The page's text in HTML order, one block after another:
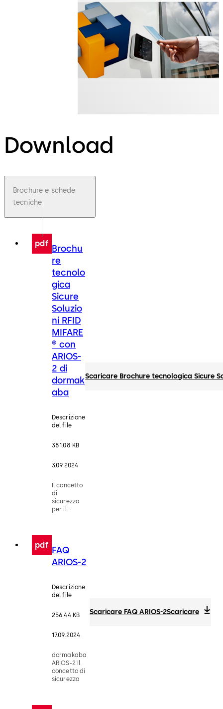
Download
Brochure e schede
tecniche
pdf Brochu
re
tecnolo
gica
Sicure
Soluzio
ni RFID
MIFARE
® con
ARIOS-
2 di
dormak
aba
Descrizione
del file
381.08 KB
3.09.2024
Il concetto
di
sicurezza
per il
con
Scaricare Brochure tecnologica Sicure
pdf FAQ
ARIOS-2
Descrizione
del file
256.44 KB
17.09.2024
dormakaba
ARIOS-2 Il
concetto di
sicurezza
Scaricare FAQ ARIOS-2Scaricare